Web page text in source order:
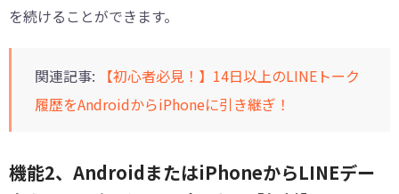
を続けることができます。
関連記事:
【初心者必見！】14日以上のLINEトーク
履歴をAndroidからiPhoneに引き継ぎ！
機能2、AndroidまたはiPhoneからLINEデー